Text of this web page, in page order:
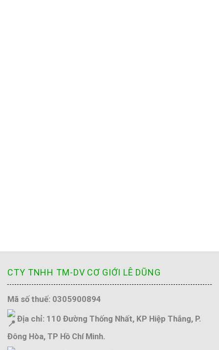
CTY TNHH TM-DV CƠ GIỚI LÊ DŨNG
Mã số thuế: 0305900894
Địa chỉ: 110 Đường Thống Nhất, KP Hiệp Thắng, P.
Đông Hòa, TP Hồ Chí Minh.